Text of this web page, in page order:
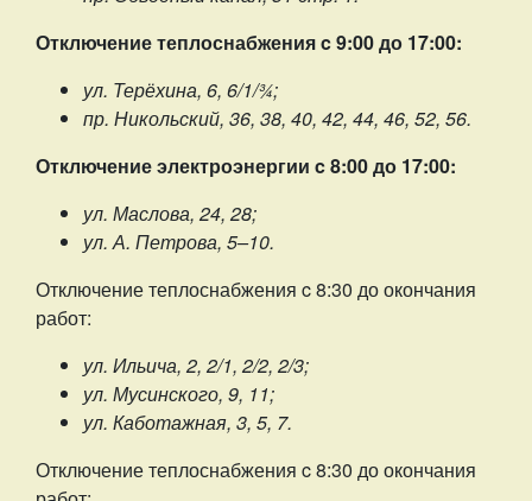
Отключение теплоснабжения c 9:00 до 17:00:
ул. Терёхина, 6, 6/1/¾;
пр. Никольский, 36, 38, 40, 42, 44, 46, 52, 56.
Отключение электроэнергии c 8:00 до 17:00:
ул. Маслова, 24, 28;
ул. А. Петрова, 5–10.
Отключение теплоснабжения c 8:30 до окончания
работ:
ул. Ильича, 2, 2/1, 2/2, 2/3;
ул. Мусинского, 9, 11;
ул. Каботажная, 3, 5, 7.
Отключение теплоснабжения c 8:30 до окончания